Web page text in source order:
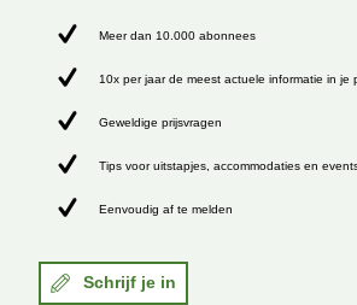
Meer dan 10.000 abonnees
10x per jaar de meest actuele informatie in je
Geweldige prijsvragen
Tips voor uitstapjes, accommodaties en
Eenvoudig af te melden
Schrijf je in